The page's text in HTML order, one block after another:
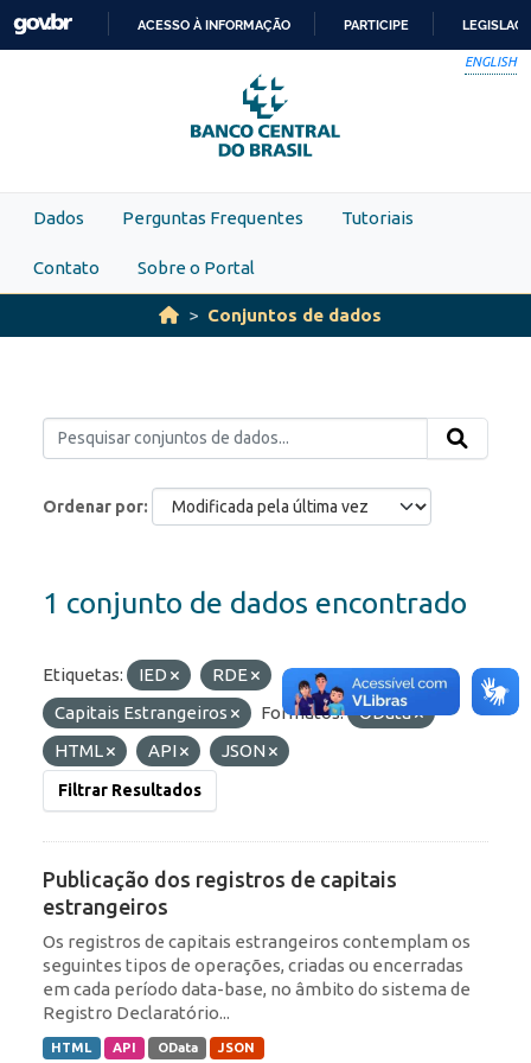
Skip to main content
PARA
O
CONTEÚDO
ACESSO À INFORMAÇÃO PARTICIPE
ENGLISH
Dados Perguntas Frequentes Tutoriais
Contato Sobre o Portal
Conjuntos de dados
Ordenar por
1 conjunto de dados encontrado
Etiquetas: IED
RDE
Capitais Estrangeiros
Formatos:
OData
HTML
API JSON
Filtrar Resultados
Publicação dos registros de capitais
estrangeiros
Os registros de capitais estrangeiros contemplam os
seguintes tipos de operações, criadas ou encerradas
em cada período data-base, no âmbito do sistema de
Registro Declaratório...
HTML API OData JSON